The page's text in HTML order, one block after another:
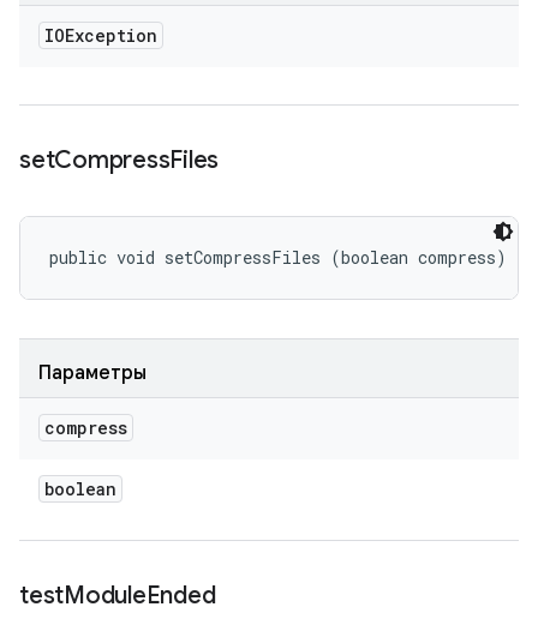
IOException
setCompressFiles
public void setCompressFiles (boolean compress)
Параметры
compress
boolean
testModuleEnded